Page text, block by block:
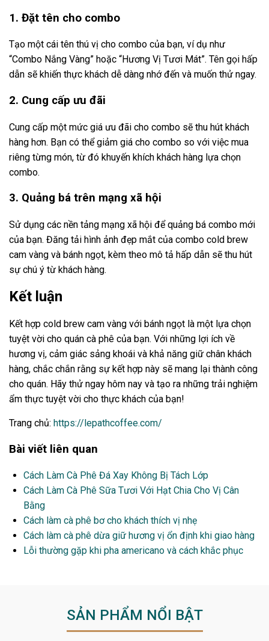
1. Đặt tên cho combo
Tạo một cái tên thú vị cho combo của bạn, ví dụ như
“Combo Nắng Vàng” hoặc “Hương Vị Tươi Mát”. Tên gọi hấp
dẫn sẽ khiến thực khách dễ dàng nhớ đến và muốn thử ngay.
2. Cung cấp ưu đãi
Cung cấp một mức giá ưu đãi cho combo sẽ thu hút khách
hàng hơn. Bạn có thể giảm giá cho combo so với việc mua
riêng từng món, từ đó khuyến khích khách hàng lựa chọn
combo.
3. Quảng bá trên mạng xã hội
Sử dụng các nền tảng mạng xã hội để quảng bá combo mới
của bạn. Đăng tải hình ảnh đẹp mắt của combo cold brew
cam vàng và bánh ngọt, kèm theo mô tả hấp dẫn sẽ thu hút
sự chú ý từ khách hàng.
Kết luận
Kết hợp cold brew cam vàng với bánh ngọt là một lựa chọn
tuyệt vời cho quán cà phê của bạn. Với những lợi ích về
hương vị, cảm giác sảng khoái và khả năng giữ chân khách
hàng, chắc chắn rằng sự kết hợp này sẽ mang lại thành công
cho quán. Hãy thử ngay hôm nay và tạo ra những trải nghiệm
ẩm thực tuyệt vời cho thực khách của bạn!
Trang chủ: https://lepathcoffee.com/
Bài viết liên quan
Cách Làm Cà Phê Đá Xay Không Bị Tách Lớp
Cách Làm Cà Phê Sữa Tươi Với Hạt Chia Cho Vị Cân
Bằng
Cách làm cà phê bơ cho khách thích vị nhẹ
Cách làm cà phê dừa giữ hương vị ổn định khi giao hàng
Lỗi thường gặp khi pha americano và cách khắc phục
SẢN PHẨM NỔI BẬT